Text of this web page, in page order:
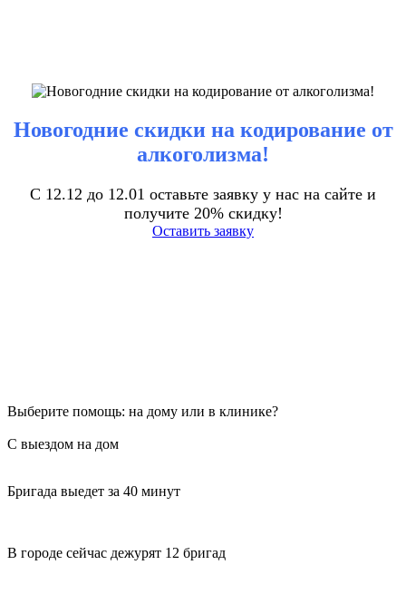
Новогодние скидки на кодирование от
алкоголизма!
С 12.12 до 12.01 оставьте заявку у нас на сайте и
получите 20% скидку!
Оставить заявку
Выберите помощь: на дому или в клинике?
С выездом на дом
Бригада выедет за 40 минут
В городе сейчас дежурят 12 бригад